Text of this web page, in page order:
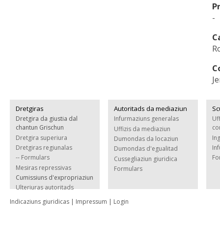
-
Dretgiras
Dretgira da giustia dal
chantun Grischun
Dretgira superiura
Dretgiras regiunalas
-- Formulars
Mesiras repressivas
Cumissiuns d'expropriaziun
Ulteriuras autoritads
Autoritads da mediaziun
Infurmaziuns generalas
Uffizis da mediaziun
Dumondas da locaziun
Dumondas d'egualitad
Cussegliaziun giuridica
Formulars
Indicaziuns giuridicas | Impressum | Login